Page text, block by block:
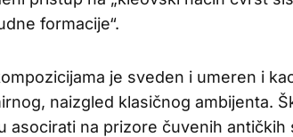
formacije“.
je sveden i umeren i
naizgled klasičnog ambijenta.
asocirati na prizore čuvenih